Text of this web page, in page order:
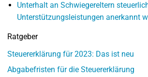
Unterhalt an Schwiegereltern
Unterstützungsleistungen anerkannt
Ratgeber
Steuererklärung für 2023: Das ist neu
Abgabefristen für die Steuererklärung